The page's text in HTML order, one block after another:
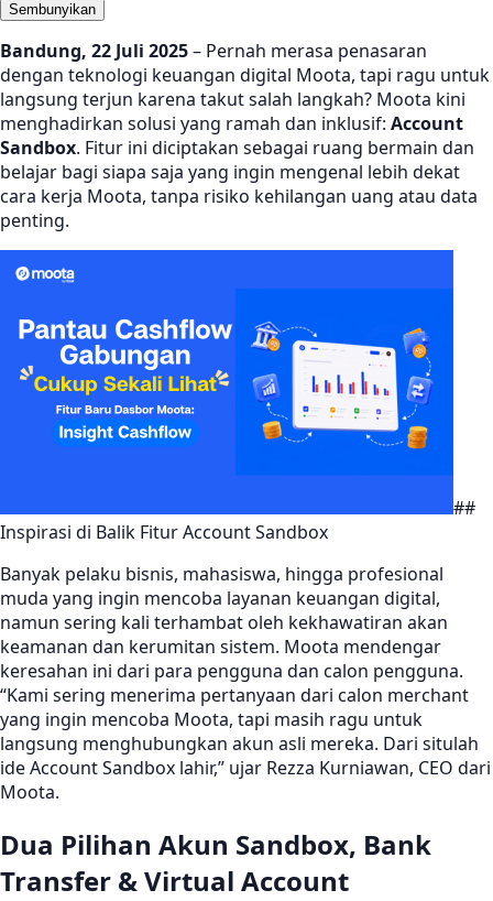
Sembunyikan
Bandung, 22 Juli 2025– Pernah merasa penasaran
dengan teknologi keuangan digital Moota, tapi ragu untuk
langsung terjun karena takut salah langkah? Moota kini
menghadirkan solusi yang ramah dan inklusif: Account
Sandbox. Fitur ini diciptakan sebagai ruang bermain dan
belajar bagi siapa saja yang ingin mengenal lebih dekat
cara kerja Moota, tanpa risiko kehilangan uang atau data
penting.
##
Inspirasi di Balik Fitur Account Sandbox
Banyak pelaku bisnis, mahasiswa, hingga profesional
muda yang ingin mencoba layanan keuangan digital,
namun sering kali terhambat oleh kekhawatiran akan
keamanan dan kerumitan sistem. Moota mendengar
keresahan ini dari para pengguna dan calon pengguna.
“Kami sering menerima pertanyaan dari calon merchant
yang ingin mencoba Moota, tapi masih ragu untuk
langsung menghubungkan akun asli mereka. Dari situlah
ide Account Sandbox lahir,” ujar Rezza Kurniawan, CEO dari
Moota.
Dua Pilihan Akun Sandbox, Bank
Transfer & Virtual Account